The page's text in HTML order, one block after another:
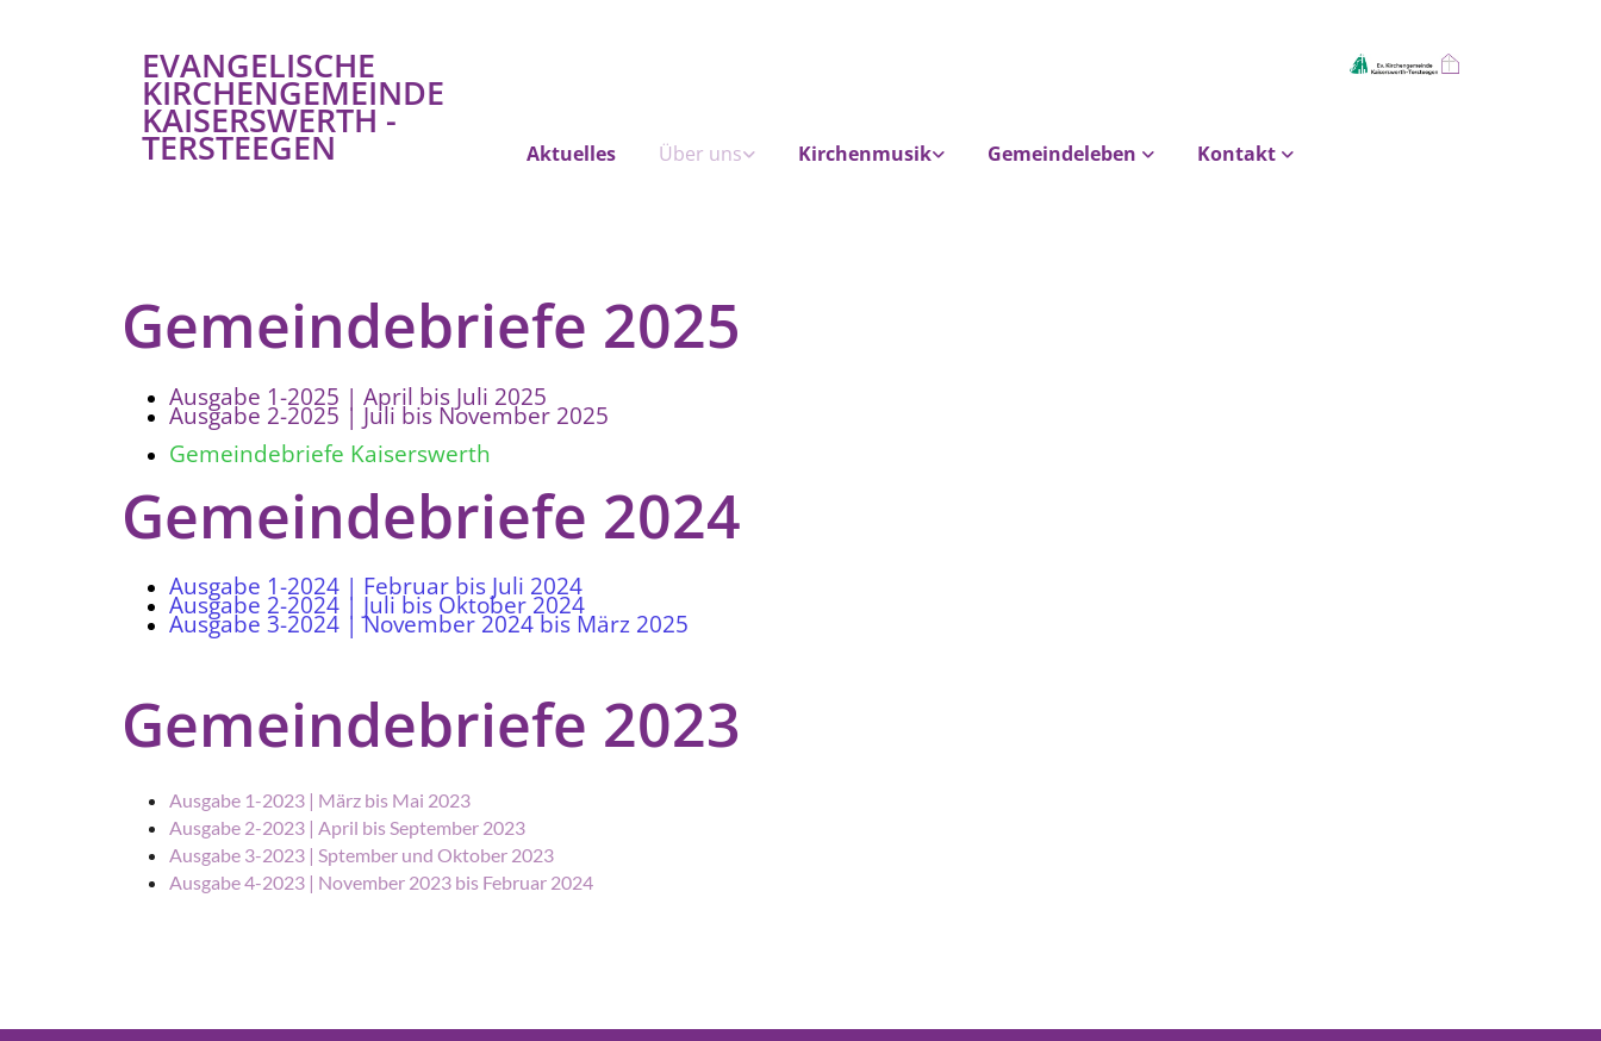
EVANGELISCHE
KIRCHENGEMEINDE
KAISERSWERTH -
TERSTEEGEN Aktuelles Über uns Kirchenmusik Gemeindeleben Kontakt
Gemeindebriefe 2025
Ausgabe 1-2025 | April bis Juli 2025
Ausgabe 2-2025 | Juli bis November 2025
Gemeindebriefe Kaiserswerth
Gemeindebriefe 2024
Ausgabe 1-2024 | Februar bis Juli 2024
Ausgabe 2-2024 | Juli bis Oktober 2024
Ausgabe 3-2024 | November 2024 bis März 2025
Gemeindebriefe 2023
Ausgabe 1-2023 | März bis Mai 2023
Ausgabe 2-2023 | April bis September 2023
Ausgabe 3-2023 | Sptember und Oktober 2023
Ausgabe 4-2023 | November 2023 bis Februar 2024